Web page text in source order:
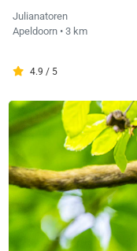
Julianatoren
Apeldoorn • 3 km
4.9 / 5